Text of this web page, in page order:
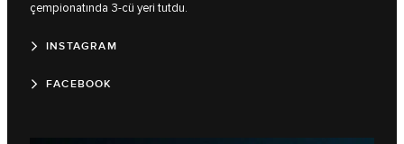
çempionatında 3-cü yeri tutdu.
INSTAGRAM
FACEBOOK